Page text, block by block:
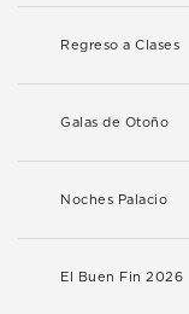
Regreso a Clases
Galas de Otoño
Noches Palacio
El Buen Fin 2026